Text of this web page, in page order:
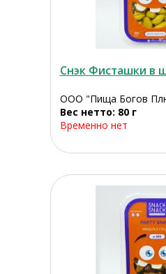
Снэк Фисташки в
ООО "Пища Богов
Вес нетто: 80 г
Временно нет